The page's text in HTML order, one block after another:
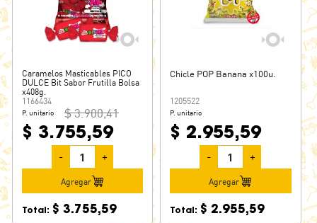
Caramelos Masticables PICO
DULCE Bit Sabor Frutilla Bolsa
x408g.
1166434
P. unitario $ 3.900,41
$ 3.755,59
- +
Agregar
Total: $ 3.755,59
Chicle POP Banana x100u.
1205522
P. unitario
$ 2.955,59
- +
Agregar
Total: $ 2.955,59